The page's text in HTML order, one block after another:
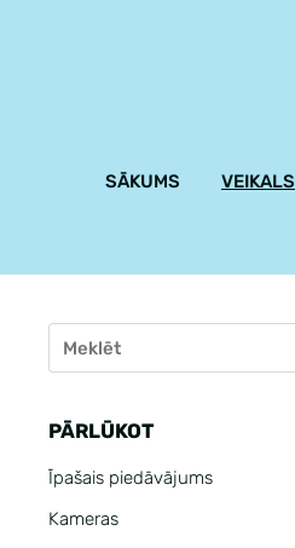
SĀKUMS VEIKALS
PĀRLŪKOT
Īpašais piedāvājums
Kameras